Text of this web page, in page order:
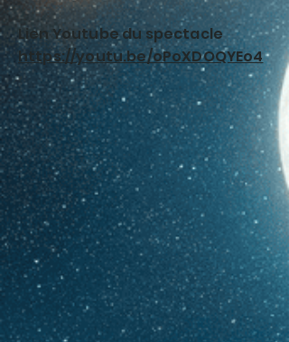
Lien Youtube du spectacle
https://youtu.be/oPoXDOQYEo4